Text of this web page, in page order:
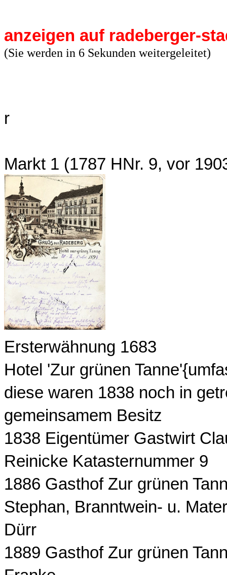
anzeigen auf radeberger-
(Sie werden in 5 Sekunden weitergeleitet)
r
Markt 1 (1787 HNr. 9, vor
Ersterwähnung 1683
Hotel 'Zur grünen
diese waren 1838 noch in
gemeinsamem Besitz
1838 Eigentümer Gastwirt
Reinicke Katasternummer 9
1886 Gasthof Zur grünen
Stephan, Branntwein- u.
Dürr
1889 Gasthof Zur grünen